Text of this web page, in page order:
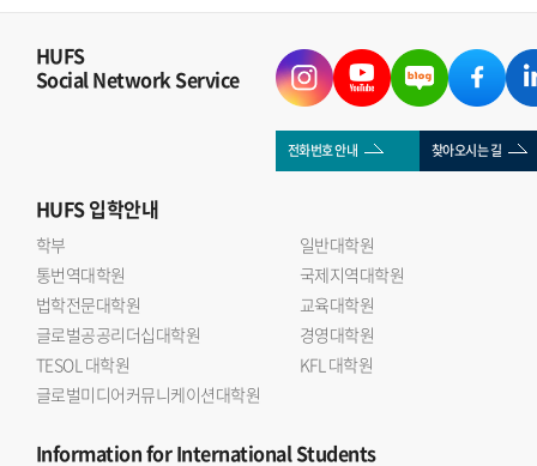
HUFS
Social Network Service
전화번호 안내 찾아오시는 길
HUFS입학안내
학부
일반대학원
통번역대학원
국제지역대학원
법학전문대학원
교육대학원
글로벌공공리더십대학원
경영대학원
TESOL 대학원
KFL 대학원
글로벌미디어커뮤니케이션대학원
Informationfor International Students